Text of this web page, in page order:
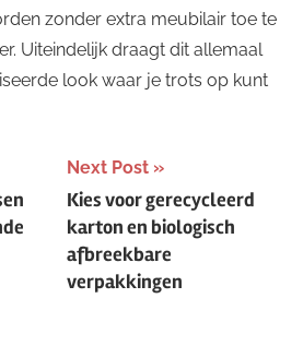
zonder extra meubilair toe te
Uiteindelijk draagt dit allemaal
look waar je trots op kunt
Next Post
Kies voor gerecycleerd
karton en biologisch
afbreekbare
verpakkingen